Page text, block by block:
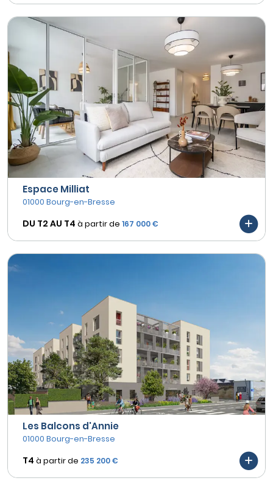
Espace Milliat
01000 Bourg-en-Bresse
DU T2 AU T4 à partir de 167 000 €
Les Balcons d'Annie
01000 Bourg-en-Bresse
T4 à partir de 235 200 €